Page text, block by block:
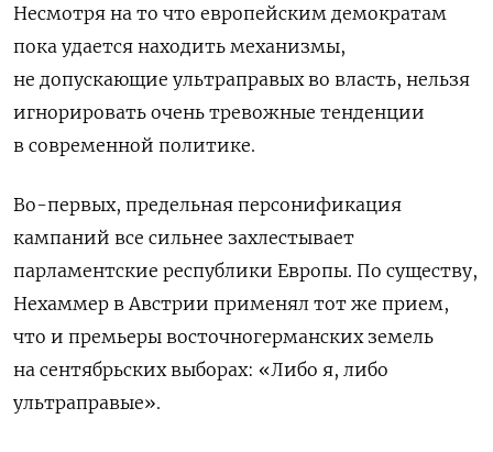
Несмотря на то что европейским демократам
пока удается находить механизмы,
не допускающие ультраправых во власть, нельзя
игнорировать очень тревожные тенденции
в современной политике.
Во-первых, предельная персонификация
кампаний все сильнее захлестывает
парламентские республики Европы. По существу,
Нехаммер в Австрии применял тот же прием,
что и премьеры восточногерманских земель
на сентябрьских выборах: «Либо я, либо
ультраправые».